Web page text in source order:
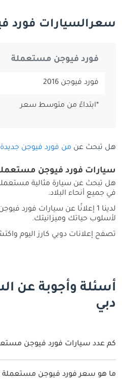
سعرالسيارات فورد
فورد فيوجن مستعملة
فورد فيوجن 2016
*ابتداءً من متوسط سعر
هل تبحث عن من فورد فيوجن جديدة
سيارات فورد فيوجن
هل تبحث عن سيارة مثالية
في جميع أنحاء البلاد.
لدينا 1 إعلانًا عن سيارات فورد فيوجن تبدأ من متوسط سعر
لأسلوب حياتك وميزانيتك.
تصفح إعلانات دوبي كارز اليوم
أسئلة وأجوبة عن
دبي
كم عدد سيارات فورد فيوجن
1 سيارة فورد فيوجن مستعملة متوفرة للبيع في دبي.
ما هو سعر فورد فيوجن مستعملة